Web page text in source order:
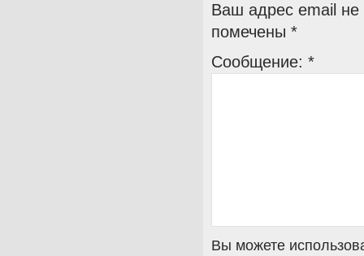
Ваш адрес email не
помечены *
Сообщение: *
Вы можете